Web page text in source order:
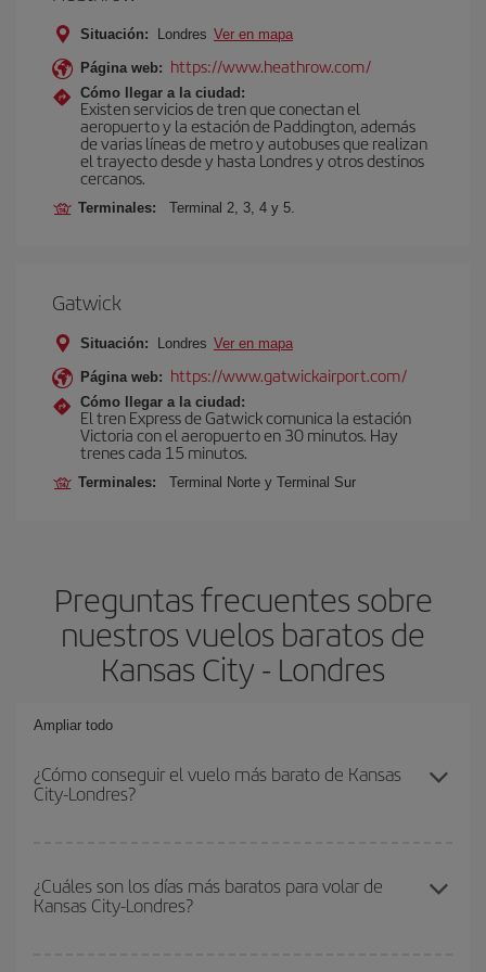
Situación: Londres Ver en mapa
Página web: https://www.heathrow.com/
Cómo llegar a la ciudad:
Existen servicios de tren que conectan el
aeropuerto y la estación de Paddington, además
de varias líneas de metro y autobuses que realizan
el trayecto desde y hasta Londres y otros destinos
cercanos.
Terminales: Terminal 2, 3, 4 y 5.
Gatwick
Situación: Londres Ver en mapa
Página web: https://www.gatwickairport.com/
Cómo llegar a la ciudad:
El tren Express de Gatwick comunica la estación
Victoria con el aeropuerto en 30 minutos. Hay
trenes cada 15 minutos.
Terminales: Terminal Norte y Terminal Sur
Preguntas frecuentes sobre
nuestros vuelos baratos de
Kansas City - Londres
Ampliar todo
¿Cómo conseguir el vuelo más barato de Kansas
City-Londres?
y conseguir el vuelo más barato si evitas temporadas altas,
compras con antelación y puedes ser flexible con las fechas y
¿Cuáles son los días más baratos para volar de
Kansas City-Londres?